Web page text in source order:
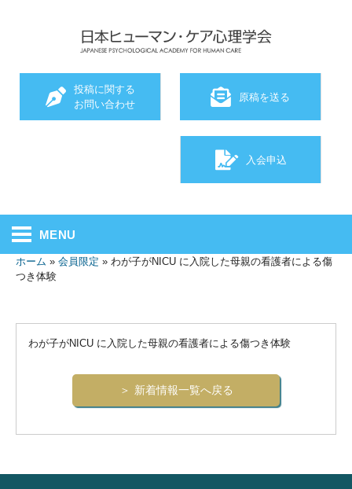
原稿を送る
投稿に関する
お問い合わせ
入会申込
MENU
ホーム » 会員限定 » わが子がNICU に入院した母親の看護者による傷
つき体験
わが子がNICU に入院した母親の看護者による傷つき体験
新着情報一覧へ戻る